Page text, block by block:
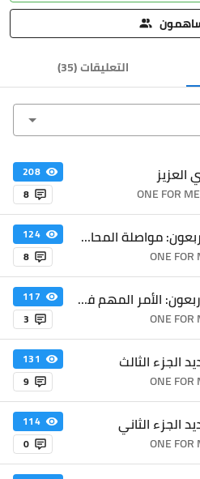
التعليقات(
35
)
ONE FOR ME
208
8
الفصل الثالث والأربعون: مواصلة المحادثة وتطوير الرايكيري
ONE FOR
124
8
الفصل الثاني والأربعون: الأمر المهم في أرض الحديد، الجزء الرابع
ONE FOR
117
3
الجزء الثالث
ONE FOR
131
9
الجزء الثاني
ONE FOR
114
0